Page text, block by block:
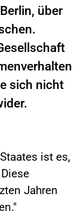
über
sich nicht
ist es,
Jahren